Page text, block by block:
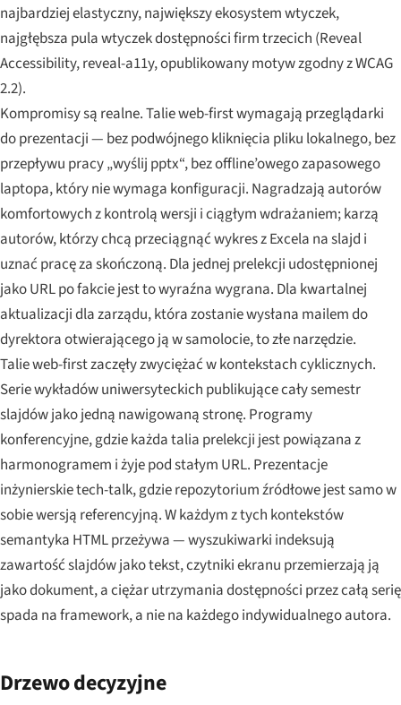
najbardziej elastyczny, największy ekosystem wtyczek,
najgłębsza pula wtyczek dostępności firm trzecich (Reveal
Accessibility, reveal-a11y, opublikowany motyw zgodny z WCAG
2.2).
Kompromisy są realne. Talie web-first wymagają przeglądarki
do prezentacji — bez podwójnego kliknięcia pliku lokalnego, bez
przepływu pracy „wyślij pptx“, bez offline’owego zapasowego
laptopa, który nie wymaga konfiguracji. Nagradzają autorów
komfortowych z kontrolą wersji i ciągłym wdrażaniem; karzą
autorów, którzy chcą przeciągnąć wykres z Excela na slajd i
uznać pracę za skończoną. Dla jednej prelekcji udostępnionej
jako URL po fakcie jest to wyraźna wygrana. Dla kwartalnej
aktualizacji dla zarządu, która zostanie wysłana mailem do
dyrektora otwierającego ją w samolocie, to złe narzędzie.
Talie web-first zaczęły zwyciężać w kontekstach cyklicznych.
Serie wykładów uniwersyteckich publikujące cały semestr
slajdów jako jedną nawigowaną stronę. Programy
konferencyjne, gdzie każda talia prelekcji jest powiązana z
harmonogramem i żyje pod stałym URL. Prezentacje
inżynierskie tech-talk, gdzie repozytorium źródłowe jest samo w
sobie wersją referencyjną. W każdym z tych kontekstów
semantyka HTML przeżywa — wyszukiwarki indeksują
zawartość slajdów jako tekst, czytniki ekranu przemierzają ją
jako dokument, a ciężar utrzymania dostępności przez całą serię
spada na framework, a nie na każdego indywidualnego autora.
Drzewo decyzyjne